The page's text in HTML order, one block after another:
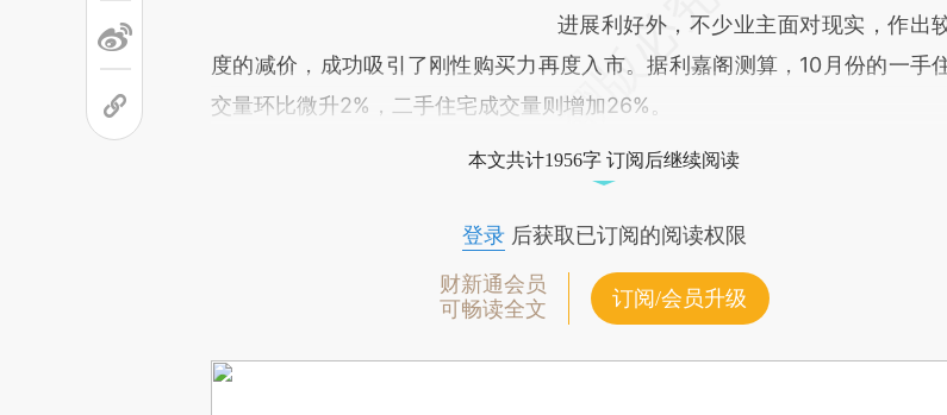
进展利好外，不少业主面对现实，作出
度的减价，成功吸引了刚性购买力再度入市。据利嘉阁测算，10月份的一手
交量环比微升2%，二手住宅成交量则增加26%。
本文共计1956字 订阅后继续阅读
登录后获取已订阅的阅读权限
财新通会员
可畅读全文
订阅/会员升级